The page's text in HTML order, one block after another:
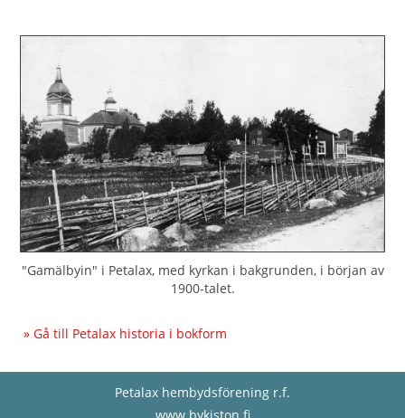
"Gamälbyin" i Petalax, med kyrkan i bakgrunden, i början av
1900-talet.
» Gå till Petalax historia i bokform
Petalax hembydsförening r.f.